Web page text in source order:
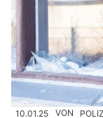
10.01.25 VON